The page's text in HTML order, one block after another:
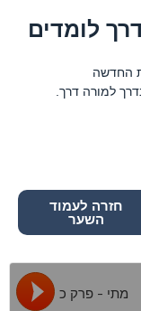
לומדים
החדשה
למורה דרך.
חזרה לעמוד
השער